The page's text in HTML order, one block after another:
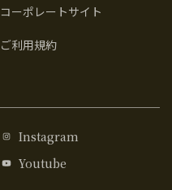
コーポレートサイト
ご利用規約
Instagram
Youtube